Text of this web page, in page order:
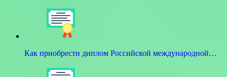
Как приобрести диплом Российской международной…